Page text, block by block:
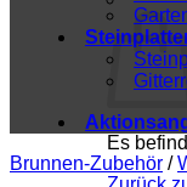
Es
Brunnen-Zubehör /